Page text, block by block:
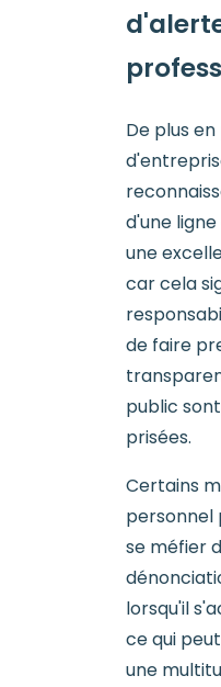
De plus en
d'une
une
car cela
de faire
public
prisées.
Certains
personnel
se méfier
lorsqu'il
ce qui
une